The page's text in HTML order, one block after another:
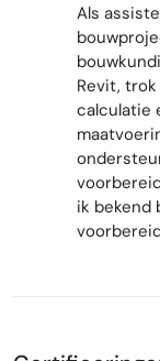
Als
Revit,
calculatie
ik bekend